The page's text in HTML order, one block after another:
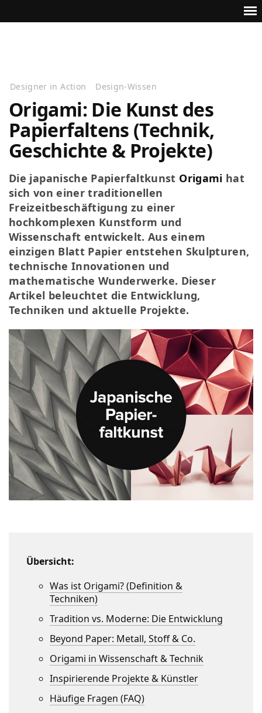
Designer in Action Design-Wissen
Origami: Die Kunst des
Papierfaltens (Technik,
Geschichte & Projekte)
Die japanische Papierfaltkunst Origami hat
sich von einer traditionellen
Freizeitbeschäftigung zu einer
hochkomplexen Kunstform und
Wissenschaft entwickelt. Aus einem
einzigen Blatt Papier entstehen Skulpturen,
technische Innovationen und
mathematische Wunderwerke. Dieser
Artikel beleuchtet die Entwicklung,
Techniken und aktuelle Projekte.
Übersicht:
Was ist Origami? (Definition &
Techniken)
Tradition vs. Moderne: Die Entwicklung
Beyond Paper: Metall, Stoff & Co.
Origami in Wissenschaft & Technik
Inspirierende Projekte & Künstler
Häufige Fragen (FAQ)